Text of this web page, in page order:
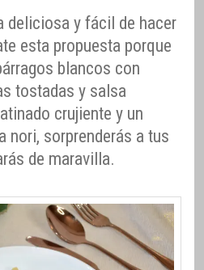
deliciosa y fácil de hacer
esta propuesta porque
blancos con
tostadas y salsa
crujiente y un
nori, sorprenderás a tus
de maravilla.